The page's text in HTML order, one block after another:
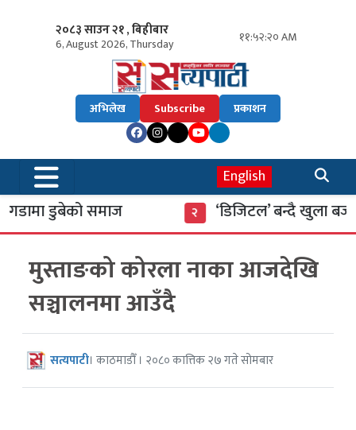
२०८३ साउन २१ , बिहीबार
6, August 2026, Thursday ११:५२:२१ AM
अभिलेख Subscribe प्रकाशन
English
डुबेको समाज ‘डिजिटल’ बन्दै खुला बजार
मुस्ताङको कोरला नाका आजदेखि
सञ्चालनमा आउँदै
सत्यपाटी। काठमाडौँ । २०८० कात्तिक २७ गते सोमबार